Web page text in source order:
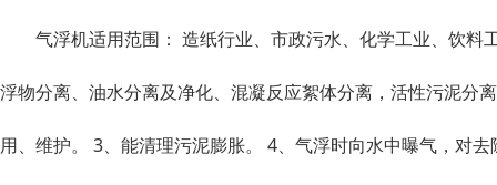
气浮机适用范围： 造纸行业、市政污水、化学工业、饮
浮物分离、油水分离及净化、混凝反应絮体分离，活性污泥分
用、维护。 3、能清理污泥膨胀。 4、气浮时向水中曝气，对